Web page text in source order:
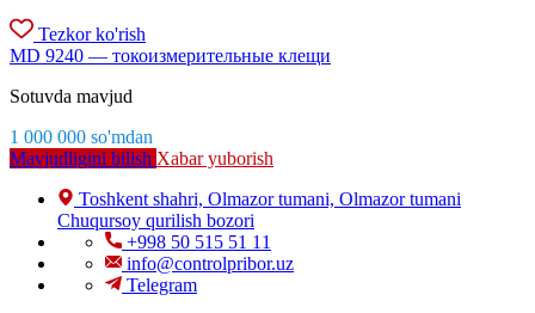
Tezkor ko'rish
MD 9240 — токоизмерительные клещи
Sotuvda mavjud
1 000 000 so'mdan
Mavjudligini bilish Xabar yuborish
Toshkent shahri, Olmazor tumani, Olmazor tumani
Chuqursoy qurilish bozori
+998 50 515 51 11
info@controlpribor.uz
Telegram